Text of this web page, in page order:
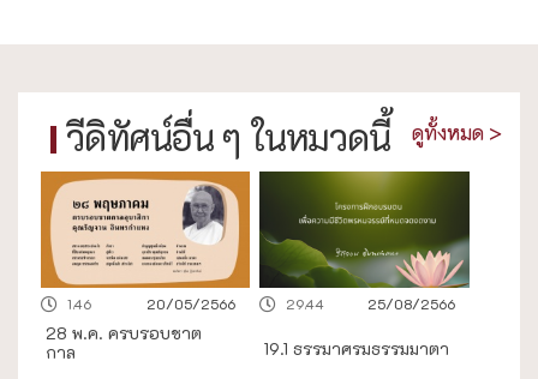
วีดิทัศน์อื่น ๆ ในหมวดนี้
20/05/2566
1.46
28 พ.ค. ครบรอบชาต
กาล
25/08/2566
29.44
19.1 ธรรมาศรมธรรมมาตา
ดูทั้งหมด >